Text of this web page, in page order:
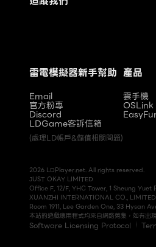
雷電模擬器新手幫助
Email
官方粉專
Discord
LDGame客訴信箱
(處理LD帳戶&儲值相關問題)
產品
雲手機
OSLink
2026 LDPlayer.net. All rights reserved.
JUST OKAY LIMITED
Office F, 12/F, YHC Tower, 1 Sheung
XUANZHI INTERNATIONAL CO., LIMITED
Room 1911, Lee Garden One, 33 Hysan
本站的遊戲應用程式均來自網路蒐集，如有出
Software Licensing Protocol